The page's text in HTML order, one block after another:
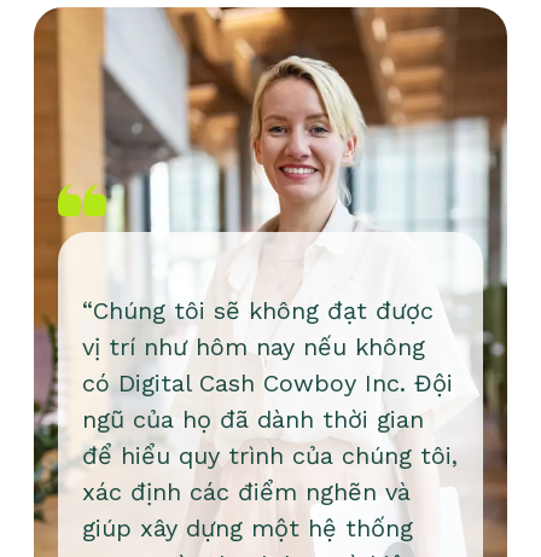
“Chúng tôi sẽ không đạt được
vị trí như hôm nay nếu không
có Digital Cash Cowboy Inc. Đội
ngũ của họ đã dành thời gian
để hiểu quy trình của chúng tôi,
xác định các điểm nghẽn và
giúp xây dựng một hệ thống